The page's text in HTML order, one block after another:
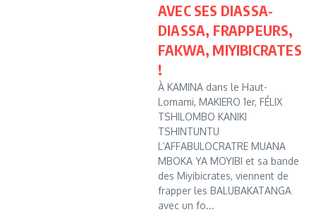
AVEC SES DIASSA-
DIASSA, FRAPPEURS,
FAKWA, MIYIBICRATES
!
À KAMINA dans le Haut-
Lomami, MAKIERO 1er, FÉLIX
TSHILOMBO KANIKI
TSHINTUNTU
L’AFFABULOCRATRE MUANA
MBOKA YA MOYIBI et sa bande
des Miyibicrates, viennent de
frapper les BALUBAKATANGA
avec un fo...